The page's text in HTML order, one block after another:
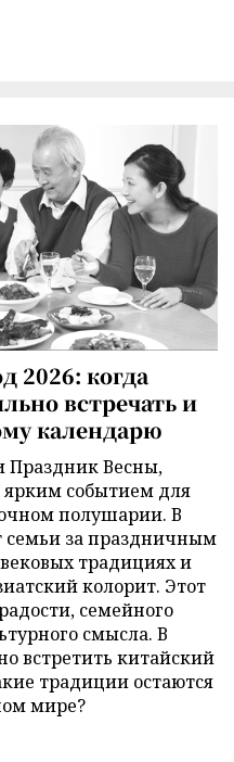
2026: когда
встречать и
календарю
Праздник Весны,
событием для
полушарии. В
семьи за праздничным
традициях и
колорит. Этот
семейного
смысла. В
встретить китайский
традиции остаются
мире?